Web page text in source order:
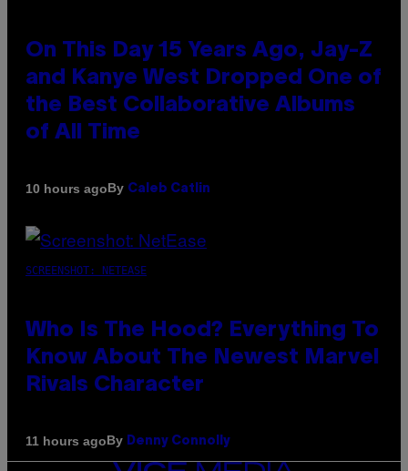
On This Day 15 Years Ago, Jay-Z
and Kanye West Dropped One of
the Best Collaborative Albums
of All Time
10 hours agoBy Caleb Catlin
SCREENSHOT: NETEASE
Who Is The Hood? Everything To
Know About The Newest Marvel
Rivals Character
11 hours agoBy Denny Connolly